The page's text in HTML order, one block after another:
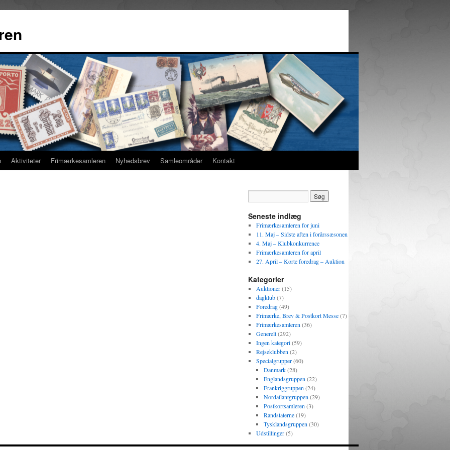
Aktiviteter Frimærkesamleren Nyhedsbrev Samleområder Kontakt
Seneste indlæg
Frimærkesamleren for juni
11. Maj – Sidste aften i forårssæsonen
4. Maj – Klubkonkurrence
Frimærkesamleren for april
27. April – Korte foredrag – Auktion
Kategorier
Auktioner(15)
dagklub(7)
Foredrag(49)
Frimærke, Brev & Postkort Messe(7)
Frimærkesamleren (36)
Generelt(292)
Ingen kategori(59)
Rejseklubben (2)
Specialgrupper(60)
Danmark(28)
Englandsgruppen (22)
Frankriggruppen (24)
Nordatlantgruppen (29)
Postkortsamleren (3)
Randstaterne(19)
Tysklandsgruppen (30)
Udstillinger(5)